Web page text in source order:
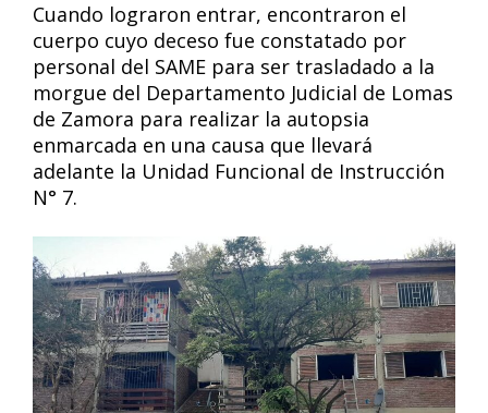
Cuando lograron entrar, encontraron el
cuerpo cuyo deceso fue constatado por
personal del SAME para ser trasladado a la
morgue del Departamento Judicial de Lomas
de Zamora para realizar la autopsia
enmarcada en una causa que llevará
adelante la Unidad Funcional de Instrucción
N° 7.